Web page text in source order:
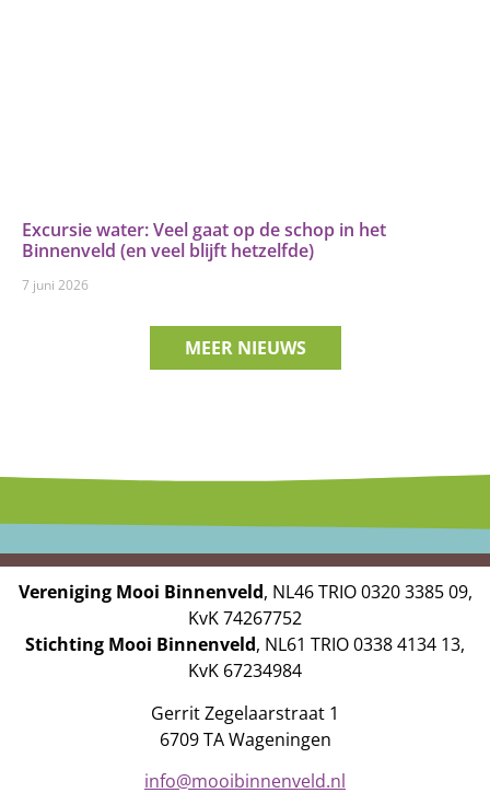
Excursie water: Veel gaat op de schop in het
Binnenveld (en veel blijft hetzelfde)
7 juni 2026
MEER NIEUWS
Vereniging Mooi Binnenveld, NL46 TRIO 0320 3385 09,
KvK 74267752
Stichting Mooi Binnenveld, NL61 TRIO 0338 4134 13,
KvK 67234984
Gerrit Zegelaarstraat 1
6709 TA Wageningen
info@mooibinnenveld.nl